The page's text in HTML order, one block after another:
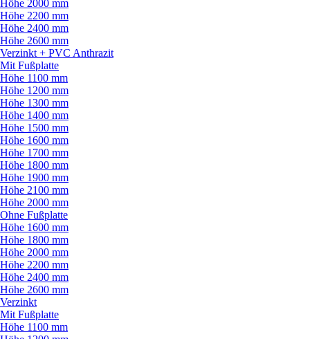
Höhe 2000 mm
Höhe 2200 mm
Höhe 2400 mm
Höhe 2600 mm
Verzinkt + PVC Anthrazit
Mit Fußplatte
Höhe 1100 mm
Höhe 1200 mm
Höhe 1300 mm
Höhe 1400 mm
Höhe 1500 mm
Höhe 1600 mm
Höhe 1700 mm
Höhe 1800 mm
Höhe 1900 mm
Höhe 2100 mm
Höhe 2000 mm
Ohne Fußplatte
Höhe 1600 mm
Höhe 1800 mm
Höhe 2000 mm
Höhe 2200 mm
Höhe 2400 mm
Höhe 2600 mm
Verzinkt
Mit Fußplatte
Höhe 1100 mm